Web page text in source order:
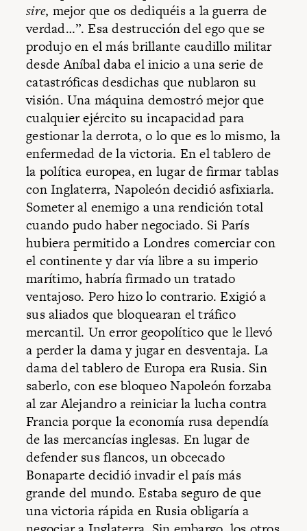
sire, mejor que os dediquéis a la guerra de
verdad…”. Esa destrucción del ego que se
produjo en el más brillante caudillo militar
desde Aníbal daba el inicio a una serie de
catastróficas desdichas que nublaron su
visión. Una máquina demostró mejor que
cualquier ejército su incapacidad para
gestionar la derrota, o lo que es lo mismo, la
enfermedad de la victoria. En el tablero de
la política europea, en lugar de firmar tablas
con Inglaterra, Napoleón decidió asfixiarla.
Someter al enemigo a una rendición total
cuando pudo haber negociado. Si París
hubiera permitido a Londres comerciar con
el continente y dar vía libre a su imperio
marítimo, habría firmado un tratado
ventajoso. Pero hizo lo contrario. Exigió a
sus aliados que bloquearan el tráfico
mercantil. Un error geopolítico que le llevó
a perder la dama y jugar en desventaja. La
dama del tablero de Europa era Rusia. Sin
saberlo, con ese bloqueo Napoleón forzaba
al zar Alejandro a reiniciar la lucha contra
Francia porque la economía rusa dependía
de las mercancías inglesas. En lugar de
defender sus flancos, un obcecado
Bonaparte decidió invadir el país más
grande del mundo. Estaba seguro de que
una victoria rápida en Rusia obligaría a